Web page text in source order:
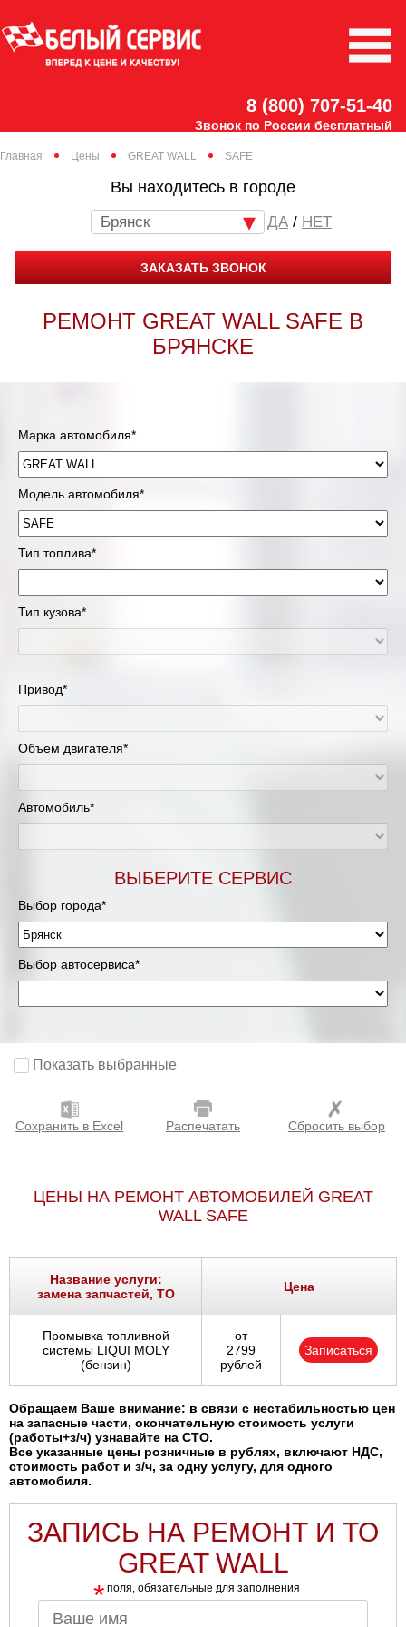
8 (800) 707-51-40
Звонок по России бесплатный
Главная Цены GREAT WALL SAFE
Вы находитесь в городе
Брянск / НЕТ
ЗАКАЗАТЬ ЗВОНОК
РЕМОНТ GREAT WALL SAFE В
БРЯНСКЕ
Марка автомобиля*
Модель автомобиля*
Тип топлива*
Тип кузова*
Привод*
Объем двигателя*
Автомобиль*
ВЫБЕРИТЕ СЕРВИС
Выбор города*
Выбор автосервиса*
Показать выбранные
Сохранить в Excel Распечатать Сбросить выбор
ЦЕНЫ НА РЕМОНТ АВТОМОБИЛЕЙ GREAT
WALL SAFE
Название услуги:
замена запчастей, ТО
Цена
Промывка топливной
системы LIQUI MOLY
(бензин)
от
2799
рублей
Записаться
Обращаем Ваше внимание: в связи с нестабильностью цен
на запасные части, окончательную стоимость услуги
(работы+з/ч) узнавайте на СТО.
Все указанные цены розничные в рублях, включают НДС,
стоимость работ и з/ч, за одну услугу, для одного
автомобиля.
ЗАПИСЬ НА РЕМОНТ И ТО
GREAT WALL
* поля, обязательные для заполнения